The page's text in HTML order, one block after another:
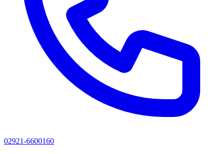
02921-6600160